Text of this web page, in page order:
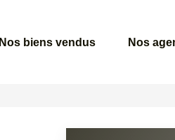
Nos biens vendus Nos